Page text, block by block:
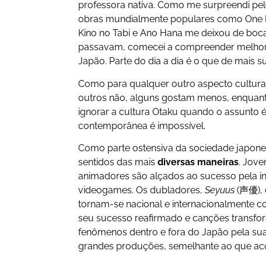
professora nativa. Como me surpreendi
obras mundialmente populares como One
Kino no Tabi e Ano Hana me deixou de
passavam, comecei a compreender
Japão. Parte do dia a dia é o que de mais
Como para qualquer outro aspecto
outros não, alguns gostam menos,
ignorar a cultura Otaku quando o assunto
contemporânea é impossível.
Como parte ostensiva da sociedade
sentidos das maisdiversas maneiras.
animadores são alçados ao sucesso pela
videogames. Os dubladores,Seyuus (声優
tornam-se nacional e internacionalmente
seu sucesso reafirmado e canções
fenômenos dentro e fora do Japão pela
grandes produções, semelhante ao que